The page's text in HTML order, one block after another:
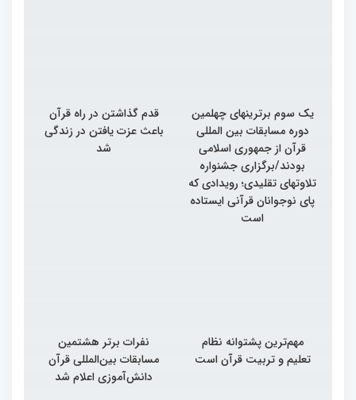
یک سوم برترینهای چهلمین
دوره مسابقات بین المللی
قرآن از جمهوری اسلامی
بودند/برگزاری جشنواره
تلاوتهای تقلیدی؛ رویدادی که
پای نوجوانان قرآنی ایستاده
است
قدم گذاشتن در راه قرآن
باعث عزت یافتن در زندگی
شد
مهم‌ترین پشتوانه نظام
تعلیم و تربیت قرآن است
نفرات برتر هشتمین
مسابقات بین‌المللی قرآن
دانش‌آموزی اعلام شد